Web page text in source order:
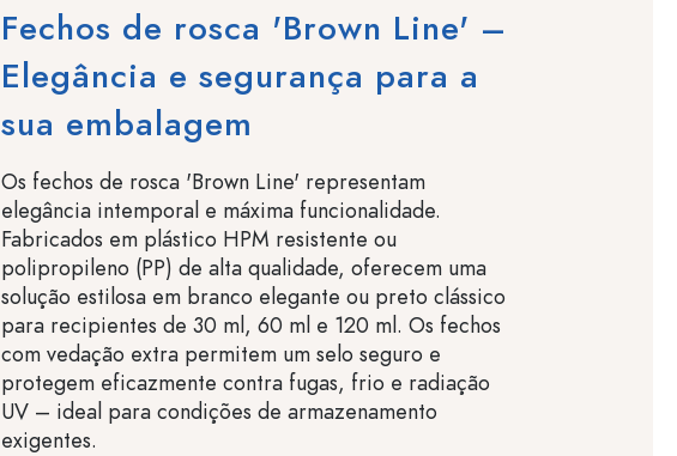
Fechos de rosca 'Brown Line' –
Elegância e segurança para a
sua embalagem
Os fechos de rosca 'Brown Line' representam
elegância intemporal e máxima funcionalidade.
Fabricados em plástico HPM resistente ou
polipropileno (PP) de alta qualidade, oferecem uma
solução estilosa em branco elegante ou preto clássico
para recipientes de 30 ml, 60 ml e 120 ml. Os fechos
com vedação extra permitem um selo seguro e
protegem eficazmente contra fugas, frio e radiação
UV – ideal para condições de armazenamento
exigentes.